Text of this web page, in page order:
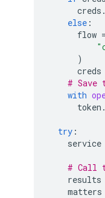
creds .
else :
flow =
)
creds
# Save
with
token .
try :
service
# Call
results
matters